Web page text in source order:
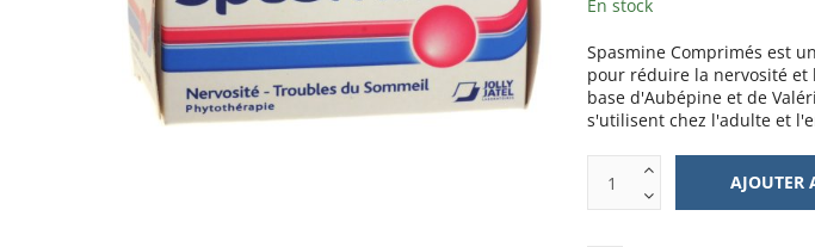
En stock
Spasmine Comprimés est
pour réduire la nervosité
base d'Aubépine et de
s'utilisent chez l'adulte et